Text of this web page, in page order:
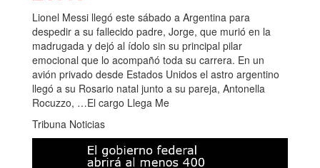
Lionel Messi llegó este sábado a Argentina para
despedir a su fallecido padre, Jorge, que murió en la
madrugada y dejó al ídolo sin su principal pilar
emocional que lo acompañó toda su carrera. En un
avión privado desde Estados Unidos el astro argentino
llegó a su Rosario natal junto a su pareja, Antonella
Rocuzzo, …El cargo Llega Me
Tribuna Noticias